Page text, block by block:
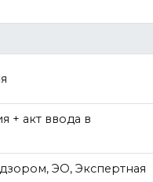
+ акт ввода в
ЭО, Экспертная